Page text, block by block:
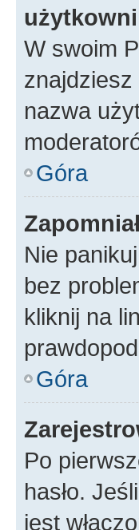
W swoim
znajdziesz
nazwa
Góra
Nie
bez
kliknij na
Góra
Po
hasło.
jest